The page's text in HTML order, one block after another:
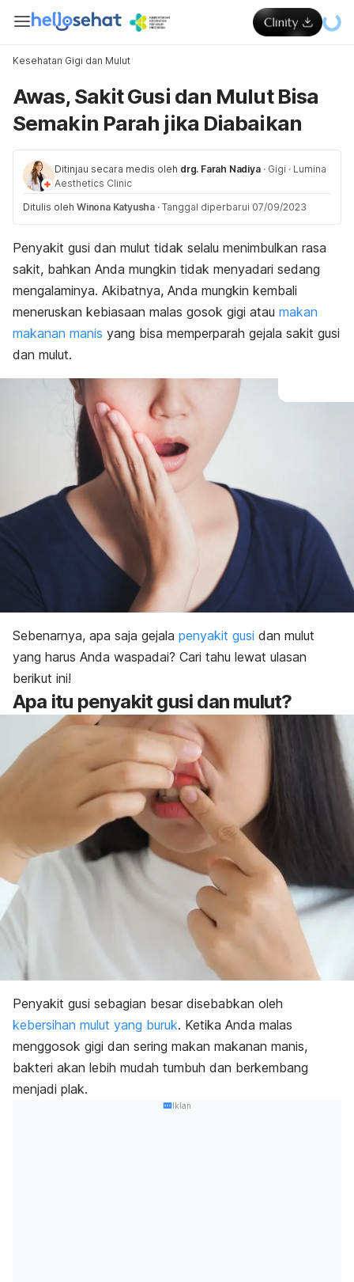
Kesehatan Gigi dan Mulut
Awas, Sakit Gusi dan Mulut Bisa
Semakin Parah jika Diabaikan
Ditinjau secara medis oleh drg. Farah Nadiya · Gigi · Lumina
Aesthetics Clinic
Ditulis oleh Winona Katyusha · Tanggal diperbarui 07/09/2023
Penyakit gusi dan mulut tidak selalu menimbulkan rasa
sakit, bahkan Anda mungkin tidak menyadari sedang
mengalaminya. Akibatnya, Anda mungkin kembali
meneruskan kebiasaan malas gosok gigi atau makan
makanan manis yang bisa memperparah gejala sakit gusi
dan mulut.
Sebenarnya, apa saja gejala penyakit gusi dan mulut
yang harus Anda waspadai? Cari tahu lewat ulasan
berikut ini!
Apa itu penyakit gusi dan mulut?
Penyakit gusi sebagian besar disebabkan oleh
kebersihan mulut yang buruk. Ketika Anda malas
menggosok gigi dan sering makan makanan manis,
bakteri akan lebih mudah tumbuh dan berkembang
menjadi plak.
Iklan